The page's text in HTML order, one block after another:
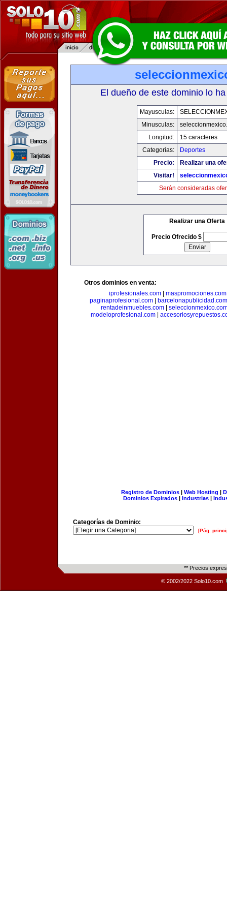
El dueño de este dominio lo
Mayusculas:
Minusculas:
Longitud:
15 caracteres
Categorias:
Deportes
Precio:
Realizar una
Visitar!
Serán consideradas
Realizar una Oferta
Precio Ofrecido $
Otros dominios en venta:
iprofesionales.com
maspromociones.com
paginaprofesional.com|
barcelonapublicidad.com
rentadeinmuebles.com
modeloprofesional.com|
Registro de Dominios| Web Hosting |
Dominios Expirados | Industrias |
Categorías de Dominio:
[Pág.
** Precios
© 2002/2022 Solo10.com